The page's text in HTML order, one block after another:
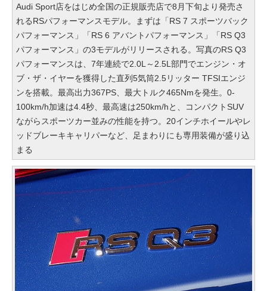
Audi Sport店をはじめ全国の正規販売店で8月下旬より発売さ
れるRSパフォーマンスモデル。まずは「RS 7 スポーツバック
パフォーマンス」「RS 6 アバントパフォーマンス」「RS Q3
パフォーマンス」の3モデルがリリースされる。写真のRS Q3
パフォーマンスは、7年連続で2.0L～2.5L部門でエンジン・オ
ブ・ザ・イヤーを獲得した直列5気筒2.5リッター TFSIエンジ
ンを搭載。最高出力367PS、最大トルク465Nmを発生。0-
100km/h加速は4.4秒、最高速は250km/hと、コンパクトSUV
ながらスポーツカー並みの性能を持つ。20インチホイールやレ
ッドブレーキキャリパーなど、足まわりにも専用装備が盛り込
まる